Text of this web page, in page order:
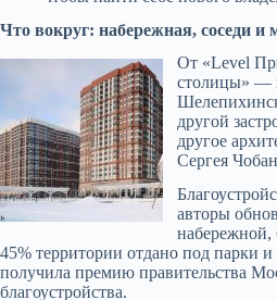
Что вокруг: набережная, соседи и
От «Level
столицы» —
другой
другое
Сергея
авторы
набережной,
45% территории отдано под парки
получила премию правительства
благоустройства.